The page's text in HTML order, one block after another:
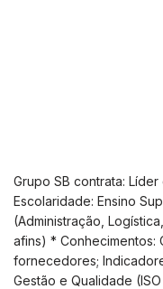
Grupo SB contrata:
Escolaridade: Ensino
(Administração,
afins) * Conhecimentos:
fornecedores;
Gestão e Qualidade